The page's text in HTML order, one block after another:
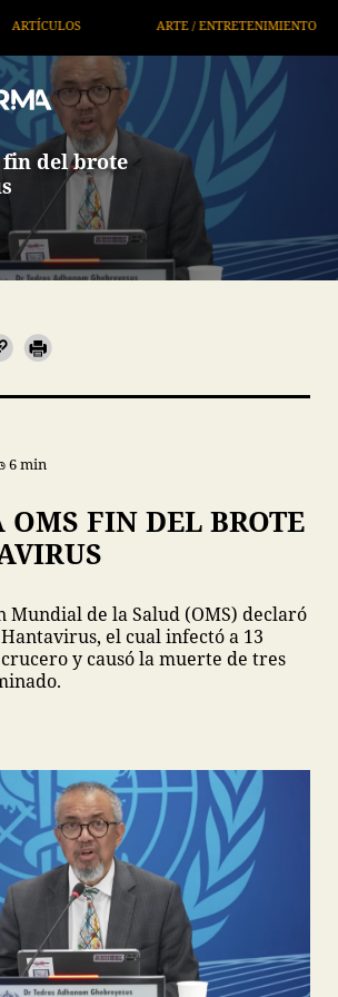
ARTE / ENTRETENIMIENTO
fin del brote
6 min
OMS FIN DEL BROTE
Mundial de la Salud (OMS) declaró
el cual infectó a 13
y causó la muerte de tres